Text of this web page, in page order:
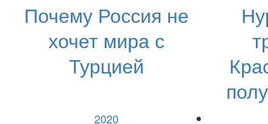
Почему Россия не
хочет мира с
Турцией
2020